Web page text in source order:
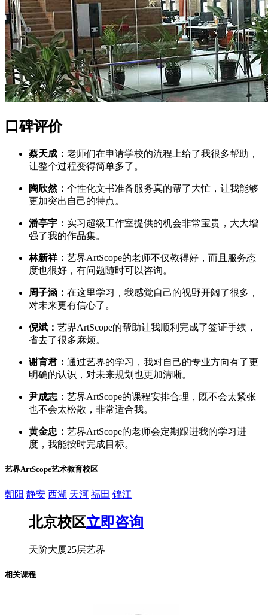
口碑评价
蔡天成： 老师们在申请学校的流程上给了我很多帮助，
让整个过程变得简单多了。
陶欣然： 个性化文书准备服务真的帮了大忙，让我能够
更加突出自己的特点。
潘亭宇： 实习超级工作室提供的机会非常宝贵，大大增
强了我的作品集。
林新祥： 艺界ArtScope的老师不仅教得好，而且服务态
度也很好，有问题随时可以咨询。
周子涵： 在这里学习，我感觉自己的视野开阔了很多，
对未来更有信心了。
倪斌： 艺界ArtScope的帮助让我顺利完成了签证手续，
省去了很多麻烦。
谢育君： 通过艺界的学习，我对自己的专业方向有了更
明确的认识，对未来规划也更加清晰。
尹成志： 艺界ArtScope的课程安排合理，既不会太紧张
也不会太松散，非常适合我。
黄金忠： 艺界ArtScope的老师会定期跟进我的学习进
度，我能按时完成目标。
艺界ArtScope艺术教育校区
朝阳 静安 西湖 天河 福田 锦江
北京校区立即咨询
天阶大厦25层艺界
相关课程